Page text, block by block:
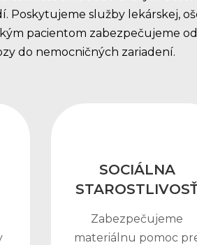
Poskytujeme služby lekárskej,
pacientom zabezpečujeme
do nemocničných zariadení.
SOCIÁLNA
Zabezpečujeme
materiálnu pomoc